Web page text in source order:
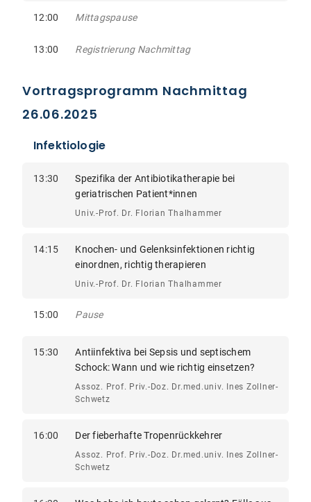
12:00 Mittagspause
13:00 Registrierung Nachmittag
Vortragsprogramm Nachmittag
26.06.2025
Infektiologie
13:30
Spezifika der Antibiotikatherapie bei
geriatrischen Patient*innen
Univ.-Prof. Dr. Florian Thalhammer
14:15
Knochen- und Gelenksinfektionen richtig
einordnen, richtig therapieren
Univ.-Prof. Dr. Florian Thalhammer
15:00 Pause
15:30
Antiinfektiva bei Sepsis und septischem
Schock: Wann und wie richtig einsetzen?
Assoz. Prof. Priv.-Doz. Dr.med.univ. Ines Zollner-
Schwetz
16:00 Der fieberhafte Tropenrückkehrer
Assoz. Prof. Priv.-Doz. Dr.med.univ. Ines Zollner-
Schwetz